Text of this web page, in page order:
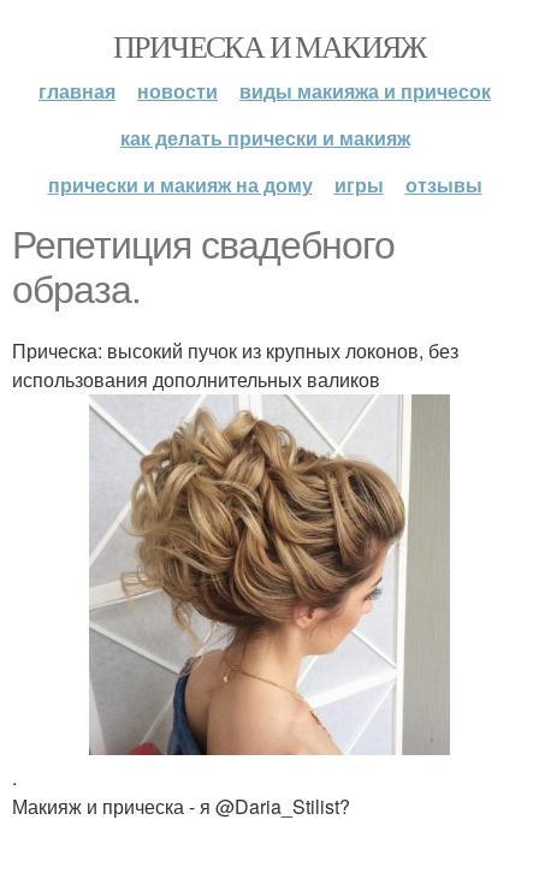
ПРИЧЕСКА И МАКИЯЖ
главная новости
виды макияжа и причесок
как делать прически и макияж
прически и макияж на дому
игры отзывы
Репетиция свадебного
образа.
Прическа: высокий пучок из крупных локонов, без
использования дополнительных валиков
.
Макияж и прическа - я @Daria_Stilist?